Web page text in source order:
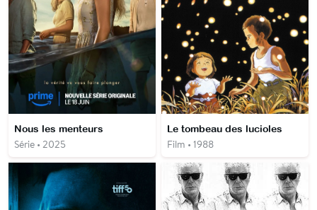
Nous les menteurs
Série • 2025
Le tombeau des lucioles
Film • 1988